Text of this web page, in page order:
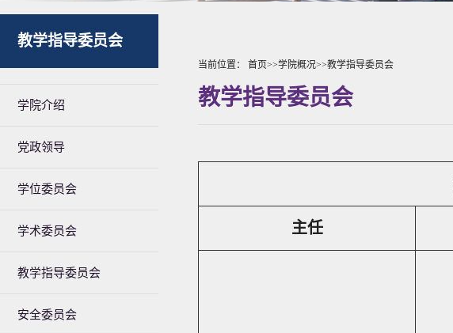
教学指导委员会
学院介绍
党政领导
学位委员会
学术委员会
教学指导委员会
安全委员会
当前位置： 首页>>学院概况>>教学指导委员会
教学指导委员会
主任